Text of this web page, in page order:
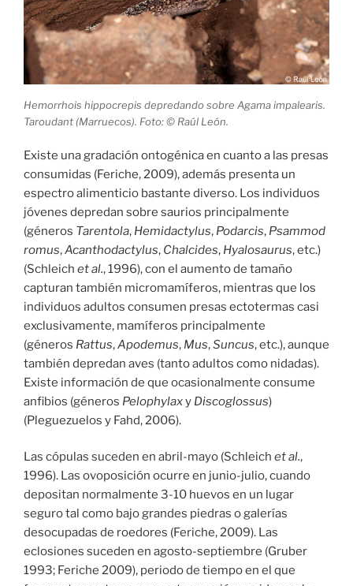
Hemorrhois hippocrepis depredando sobre Agama impalearis.
Taroudant (Marruecos). Foto: © Raúl León.
Existe una gradación ontogénica en cuanto a las presas
consumidas (Feriche, 2009), además presenta un
espectro alimenticio bastante diverso. Los individuos
jóvenes depredan sobre saurios principalmente
(géneros Tarentola, Hemidactylus, Podarcis, Psammod
romus,Acanthodactylus, Chalcides, Hyalosaurus, etc.)
(Schleich et al., 1996), con el aumento de tamaño
capturan también micromamíferos, mientras que los
individuos adultos consumen presas ectotermas casi
exclusivamente, mamíferos principalmente
(géneros Rattus,Apodemus, Mus,Suncus, etc.), aunque
también depredan aves (tanto adultos como nidadas).
Existe información de que ocasionalmente consume
anfibios (géneros Pelophylaxy Discoglossus)
(Pleguezuelos y Fahd, 2006).
Las cópulas suceden en abril-mayo (Schleich et al.,
1996). Las ovoposición ocurre en junio-julio, cuando
depositan normalmente 3-10 huevos en un lugar
seguro tal como bajo grandes piedras o galerías
desocupadas de roedores (Feriche, 2009). Las
eclosiones suceden en agosto-septiembre (Gruber
1993; Feriche 2009), periodo de tiempo en el que